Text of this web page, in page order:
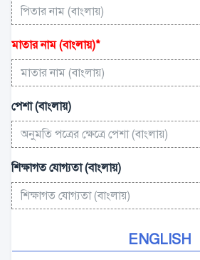
মাতার নাম (বাংলায়)*
পেশা (বাংলায়)
শিক্ষাগত যোগ্যতা (বাংলায়)
ENGLISH